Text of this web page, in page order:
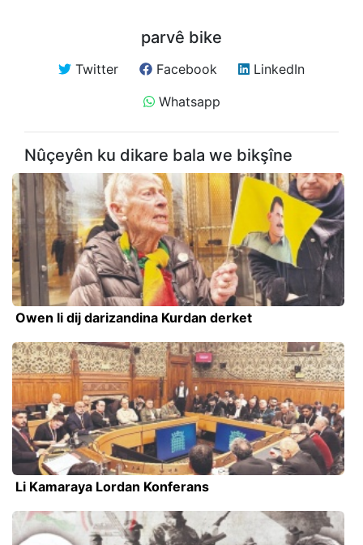
parvê bike
Twitter Facebook
LinkedIn
Whatsapp
Nûçeyên ku dikare bala we bikşîne
Owen li dij darizandina Kurdan derket
Li Kamaraya Lordan Konferans